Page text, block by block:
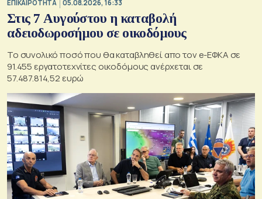
ΕΠΙΚΑΙΡΟΤΗΤΑ 05.08.2026, 16:33
Στις 7 Αυγούστου η καταβολή
αδειοδωροσήμου σε οικοδόμους
Το συνολικό ποσό που θα καταβληθεί απο τον e-ΕΦΚΑ σε
91.455 εργατοτεχνίτες οικοδόμους ανέρχεται σε
57.487.814,52 ευρώ